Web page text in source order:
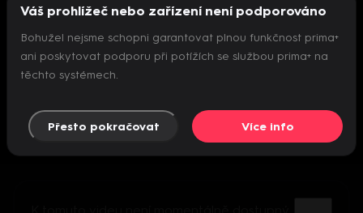
Nepodařilo se inicializovat přehrávač
Váš prohlížeč nebo zařízení není podporováno
Bohužel nejsme schopni garantovat plnou funkčnost prima+
ani poskytovat podporu při potížích se službou prima+ na
těchto systémech.
Přesto pokračovat Více info